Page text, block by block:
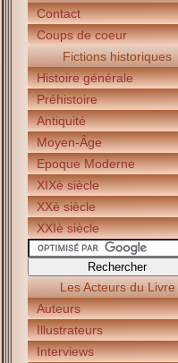
Contact
Coups de coeur
Fictions historiques
Histoire générale
Préhistoire
Antiquité
Moyen-Âge
Epoque Moderne
XIXè siècle
XXè siècle
XXIè siècle
Les Acteurs du Livre
Auteurs
Illustrateurs
Interviews